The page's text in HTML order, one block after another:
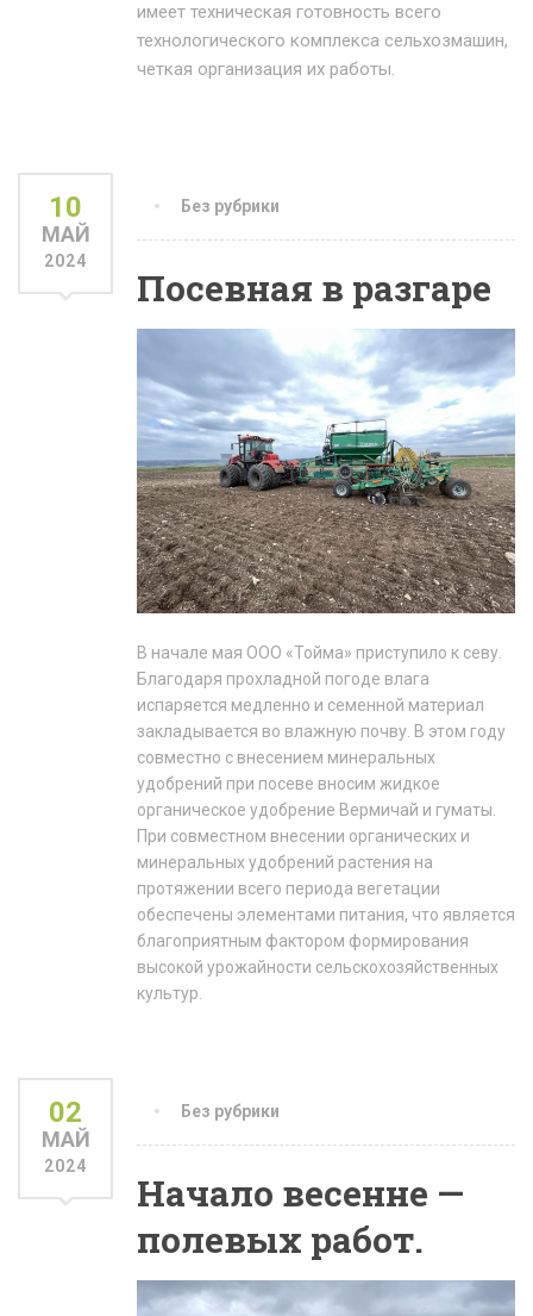
имеет техническая готовность всего
технологического комплекса сельхозмашин,
четкая организация их работы.
10
МАЙ
2024
Без рубрики
Посевная в разгаре
В начале мая ООО «Тойма» приступило к севу.
Благодаря прохладной погоде влага
испаряется медленно и семенной материал
закладывается во влажную почву. В этом году
совместно с внесением минеральных
удобрений при посеве вносим жидкое
органическое удобрение Вермичай и гуматы.
При совместном внесении органических и
минеральных удобрений растения на
протяжении всего периода вегетации
обеспечены элементами питания, что является
благоприятным фактором формирования
высокой урожайности сельскохозяйственных
культур.
02
МАЙ
2024
Без рубрики
Начало весенне —
полевых работ.